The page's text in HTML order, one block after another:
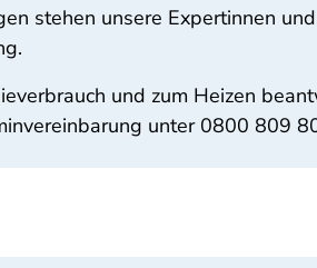
stehen unsere Expertinnen
und zum Heizen
unter 0800 809